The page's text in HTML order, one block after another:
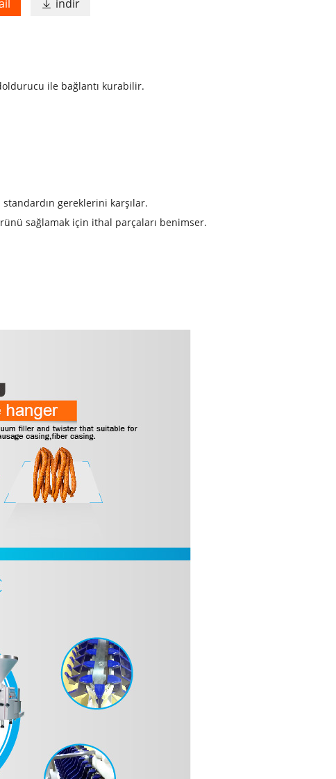
 indir
ile bağlantı kurabilir.
gereklerini karşılar.
sağlamak için ithal parçaları benimser.